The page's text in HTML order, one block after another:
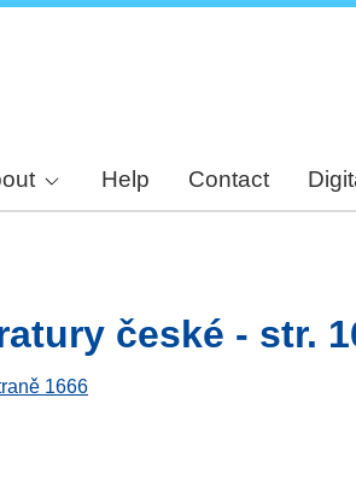
Help Contact
české - str.
1666